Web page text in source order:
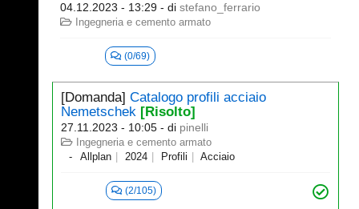
04.12.2023 - 13:29 - di stefano_ferrario
Ingegneria e cemento armato
(0/69)
[Domanda] Catalogo profili acciaio
Nemetschek [Risolto]
27.11.2023 - 10:05 - di pinelli
Ingegneria e cemento armato
Allplan
2024 Profili Acciaio
(2/105)